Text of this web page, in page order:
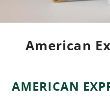
American
AMERICAN